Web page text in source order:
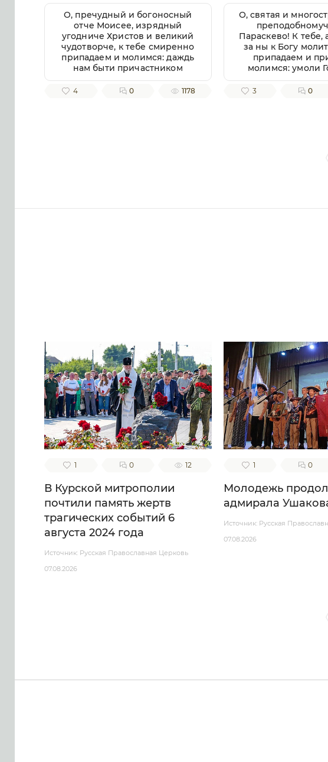
О, пречудный и богоносный
отче Моисее, изрядный
угодниче Христов и великий
чудотворче, к тебе смиренно
припадаем и молимся: даждь
нам быти причастником
любве твоея ко Богу и
ближнему, помози нам
молящихся тебе, и не презри
4 0 1178
Параскеве
О, святая и
Параскево! К тебе,
за ны к Богу
припадаем и
молимся: умоли
Владыку нашего
милость Свою
благочестии
преуспеяние,
временному
благочестно
нашего, еже по
Пресвятей
крепкое на Тя
святыми в
блаженства
во твоем
великую
нашего, Отца, и
Святаго Духа,
и во веки
3 0
1 0 12
В Курской митрополии
почтили память жертв
трагических событий 6
августа 2024 года
Источник: Русская Православная Церковь
07.08.2026
1 0
Молодежь
адмирала
Источник: Русская
07.08.2026